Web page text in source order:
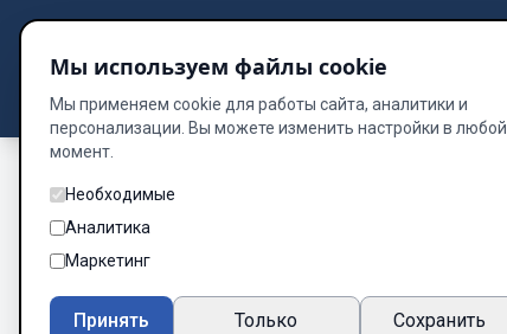
DzenWay Библиотека
Мы используем файлы cookie
Мы применяем cookie для работы сайта, аналитики и
персонализации. Вы можете изменить настройки в любой
момент.
Необходимые
Аналитика
Маркетинг
Принять
Только
Сохранить